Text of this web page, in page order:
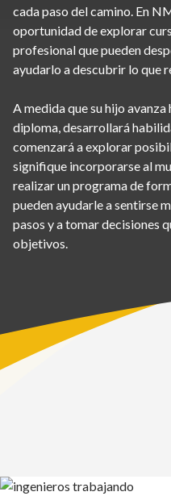
cada paso del camino. En
oportunidad de explorar
profesional que pueden
ayudarlo a descubrir lo que
A medida que su hijo
diploma, desarrollará
comenzará a explorar
signifique incorporarse al
realizar un programa de
pueden ayudarle a sentirse
pasos y a tomar decisiones
objetivos.